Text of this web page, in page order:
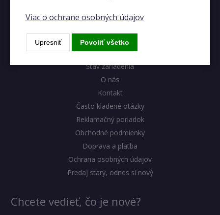
Výhody eshopu
Blog
Stav zariadenia
O nás
Kontakt
Často kladené otázky
Reklamačný poriadok
Obchodné podmienky
Doprava a platba
Ochrana osobných údajov
Predaj starý, odnes si nový
Chcete vedieť, čo je nové?
Viac o ochrane osobných údajov
Upresniť Povoliť všetko